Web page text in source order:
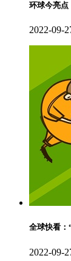
环球今亮点
2022-09-
全球快看：
2022-09-